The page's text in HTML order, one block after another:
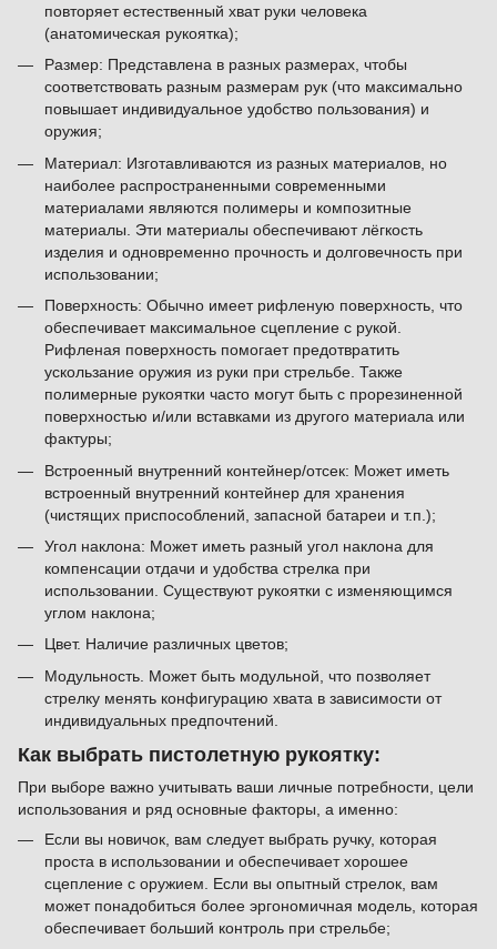
повторяет естественный хват руки человека
(анатомическая рукоятка);
Размер: Представлена в разных размерах, чтобы
соответствовать разным размерам рук (что максимально
повышает индивидуальное удобство пользования) и
оружия;
Материал: Изготавливаются из разных материалов, но
наиболее распространенными современными
материалами являются полимеры и композитные
материалы. Эти материалы обеспечивают лёгкость
изделия и одновременно прочность и долговечность при
использовании;
Поверхность: Обычно имеет рифленую поверхность, что
обеспечивает максимальное сцепление с рукой.
Рифленая поверхность помогает предотвратить
ускользание оружия из руки при стрельбе. Также
полимерные рукоятки часто могут быть с прорезиненной
поверхностью и/или вставками из другого материала или
фактуры;
Встроенный внутренний контейнер/отсек: Может иметь
встроенный внутренний контейнер для хранения
(чистящих приспособлений, запасной батареи и т.п.);
Угол наклона: Может иметь разный угол наклона для
компенсации отдачи и удобства стрелка при
использовании. Существуют рукоятки с изменяющимся
углом наклона;
Цвет. Наличие различных цветов;
Модульность. Может быть модульной, что позволяет
стрелку менять конфигурацию хвата в зависимости от
индивидуальных предпочтений.
Как выбрать пистолетную рукоятку:
При выборе важно учитывать ваши личные потребности, цели
использования и ряд основные факторы, а именно:
Если вы новичок, вам следует выбрать ручку, которая
проста в использовании и обеспечивает хорошее
сцепление с оружием. Если вы опытный стрелок, вам
может понадобиться более эргономичная модель, которая
обеспечивает больший контроль при стрельбе;